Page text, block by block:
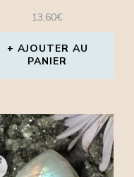
13,60€
AJOUTER AU
PANIER